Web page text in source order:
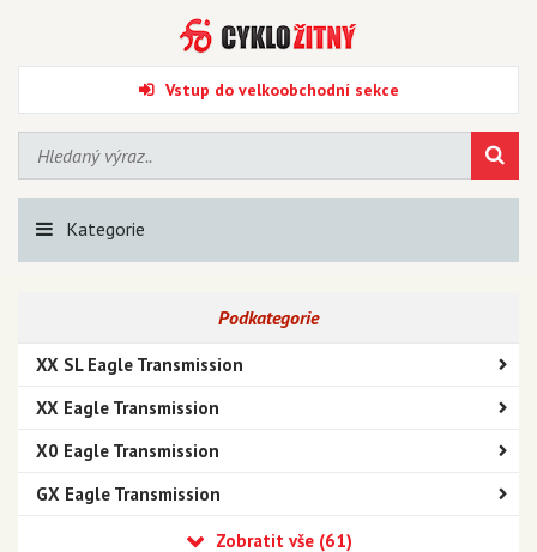
Vstup do velkoobchodní sekce
Kategorie
Podkategorie
XX SL Eagle Transmission
XX Eagle Transmission
X0 Eagle Transmission
GX Eagle Transmission
Eagle 90 Transmission